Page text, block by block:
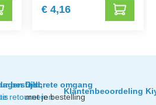
€ 4,16
besteld,
tijd
retourneren
Discrete omgang
met je bestelling
Klantenbeoordeling